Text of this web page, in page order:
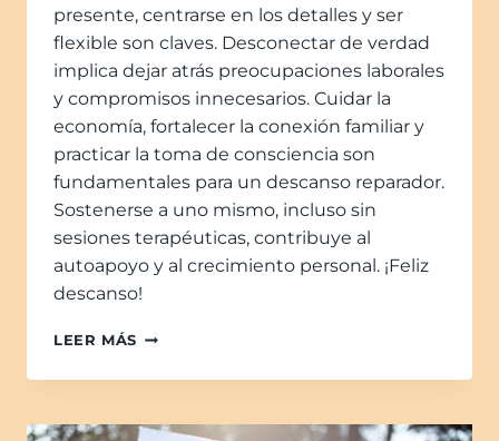
presente, centrarse en los detalles y ser
flexible son claves. Desconectar de verdad
implica dejar atrás preocupaciones laborales
y compromisos innecesarios. Cuidar la
economía, fortalecer la conexión familiar y
practicar la toma de consciencia son
fundamentales para un descanso reparador.
Sostenerse a uno mismo, incluso sin
sesiones terapéuticas, contribuye al
autoapoyo y al crecimiento personal. ¡Feliz
descanso!
LEER MÁS